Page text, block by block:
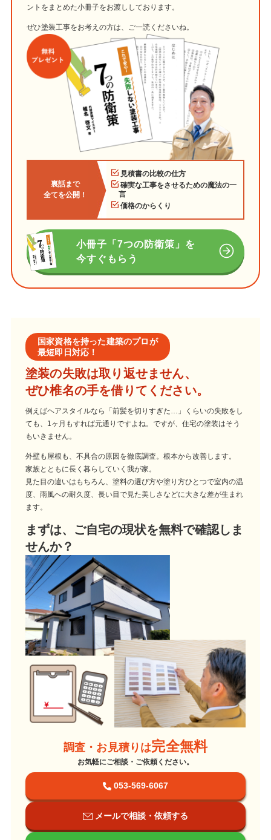
ントをまとめた小冊子をお渡ししております。
ぜひ塗装工事をお考えの方は、ご一読くださいね。
裏話まで
全てを公開！
見積書の比較の仕方
確実な工事をさせるための魔法の一
言
価格のからくり
小冊子「7つの防衛策」を
今すぐもらう
国家資格を持った建築のプロが
最短即日対応！
塗装の失敗は取り返せません、
ぜひ椎名の手を借りてください。
例えばヘアスタイルなら「前髪を切りすぎた…」くらいの失敗をし
ても、1ヶ月もすれば元通りですよね。ですが、住宅の塗装はそう
もいきません。
外壁も屋根も、不具合の原因を徹底調査。根本から改善します。
家族とともに長く暮らしていく我が家。
見た目の違いはもちろん、塗料の選び方や塗り方ひとつで室内の温
度、雨風への耐久度、長い目で見た美しさなどに大きな差が生まれ
ます。
まずは、ご自宅の現状を無料で確認しま
せんか？
調査・お見積りは完全無料
お気軽にご相談・ご依頼ください。
053-569-6067
メールで相談・依頼する